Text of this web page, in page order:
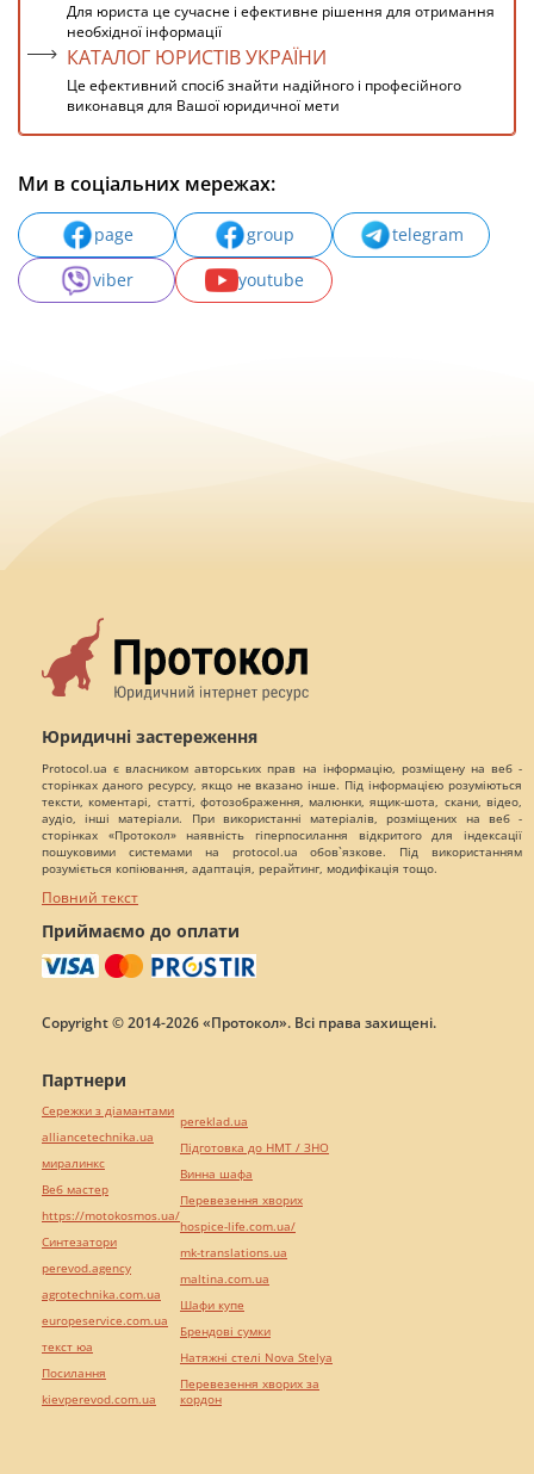
Для юриста це сучасне і ефективне рішення для отримання
необхідної інформації
КАТАЛОГ ЮРИСТІВ УКРАЇНИ
Це ефективний спосіб знайти надійного і професійного
виконавця для Вашої юридичної мети
Ми в соціальних мережах:
page group
telegram
viber
youtube
Юридичні застереження
Protocol.ua є власником авторських прав на інформацію, розміщену на веб -
сторінках даного ресурсу, якщо не вказано інше. Під інформацією розуміються
тексти, коментарі, статті, фотозображення, малюнки, ящик-шота, скани, відео,
аудіо, інші матеріали. При використанні матеріалів, розміщених на веб -
сторінках «Протокол» наявність гіперпосилання відкритого для індексації
пошуковими системами на protocol.ua обов`язкове. Під використанням
розуміється копіювання, адаптація, рерайтинг, модифікація тощо.
Повний текст
Приймаємо до оплати
Copyright © 2014-2026 «Протокол». Всі права захищені.
Партнери
Сережки з діамантами
alliancetechnika.ua
миралинкс
Веб мастер
https://motokosmos.ua/
Синтезатори
perevod.agency
agrotechnika.com.ua
europeservice.com.ua
текст юа
Посилання
kievperevod.com.ua
pereklad.ua
Підготовка до НМТ / ЗНО
Винна шафа
Перевезення хворих
hospice-life.com.ua/
mk-translations.ua
maltina.com.ua
Шафи купе
Брендові сумки
Натяжні стелі Nova Stelya
Перевезення хворих за
кордон